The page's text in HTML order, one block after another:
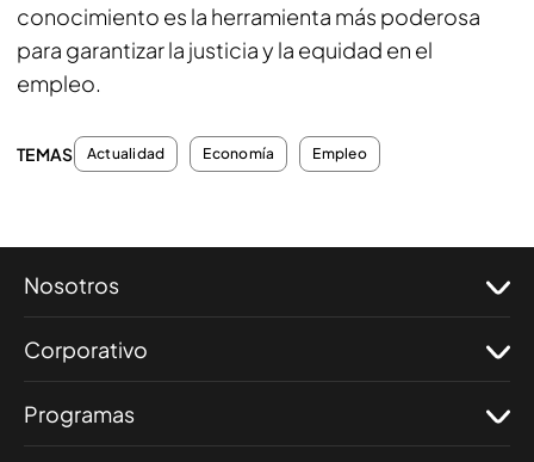
conocimiento es la herramienta más poderosa
para garantizar la justicia y la equidad en el
empleo.
TEMAS Actualidad Economía Empleo
Nosotros
Corporativo
Programas